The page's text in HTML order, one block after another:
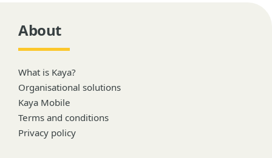
About
What is Kaya?
Organisational solutions
Kaya Mobile
Terms and conditions
Privacy policy